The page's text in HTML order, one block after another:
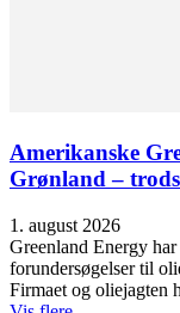
Amerikanske
Grønland –
1. august 2026
Greenland Energy
forundersøgelser til
Firmaet og oliejagten